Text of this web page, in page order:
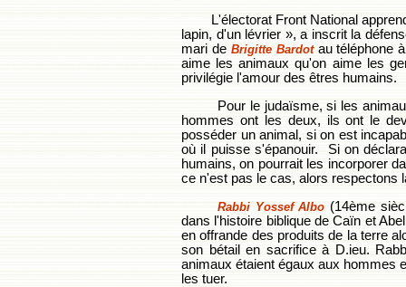
L'électorat Front National
lapin, d'un lévrier », a inscrit la
mari deBrigitte Bardot au téléphone
aime les animaux qu'on aime les
privilégie l'amour des êtres humains.
Pour le judaïsme, si les
hommes ont les deux, ils ont le
posséder un animal, si on est
où il puisse s'épanouir. Si on
humains, on pourrait les incorporer
ce n'est pas le cas, alors respectons
Rabbi Yossef Albo (14ème
dans l'histoire biblique de Caïn et
en offrande des produits de la terre
son bétail en sacrifice à D.ieu.
animaux étaient égaux aux hommes
les tuer.